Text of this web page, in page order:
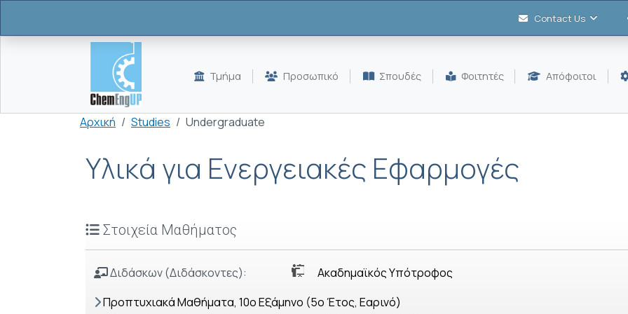
Contact Us
Τμήμα Προσωπικό Σπουδές Φοιτητές Απόφοιτοι
Breadcrumb
Αρχική Studies Undergraduate
Υλικά για Ενεργειακές Εφαρμογές
Στοιχεία Μαθήματος
Διδάσκων (Διδάσκοντες):
Ακαδημαϊκός Υπότροφος
Προπτυχιακά Μαθήματα, 10o Εξάμηνο (5ο Έτος, Εαρινό)